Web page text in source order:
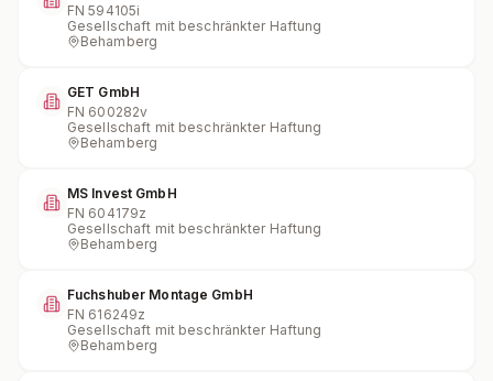
FN594105i
Gesellschaft mit beschränkter Haftung
Behamberg
GET GmbH
FN 600282v
Gesellschaft mit beschränkter Haftung
Behamberg
MS Invest GmbH
FN 604179z
Gesellschaft mit beschränkter Haftung
Behamberg
Fuchshuber Montage GmbH
FN 616249z
Gesellschaft mit beschränkter Haftung
Behamberg